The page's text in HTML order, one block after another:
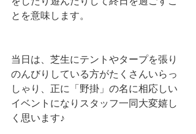
とを意味します。
当日は、芝生にテントやタープを張り
のんびりしている方がたくさんいらっ
しゃり、正に「野掛」の名に相応しい
イベントになりスタッフ一同大変嬉し
く思います♪